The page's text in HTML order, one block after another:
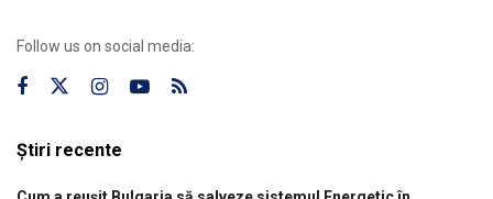
Follow us on social media:
Știri recente